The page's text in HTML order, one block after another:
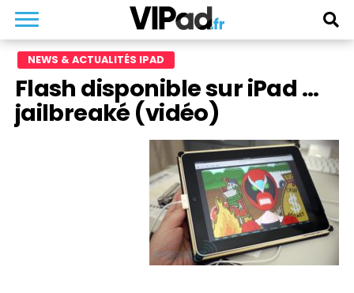
NEWS & ACTUALITÉS IPAD
Flash disponible sur iPad …
jailbreaké (vidéo)